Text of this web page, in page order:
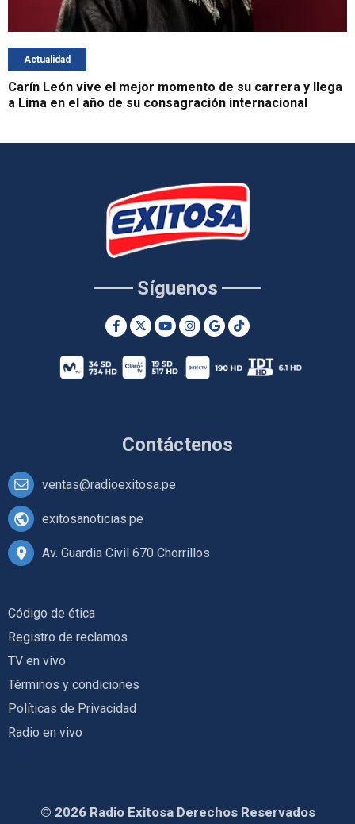
Actualidad
Carín León vive el mejor momento de su carrera y llega
a Lima en el año de su consagración internacional
Contáctenos
ventas@radioexitosa.pe
exitosanoticias.pe
Av. Guardia Civil 670 Chorrillos
Síguenos
Código de ética
Registro de reclamos
TV en vivo
Términos y condiciones
Políticas de Privacidad
Radio en vivo
© 2026 Radio Exitosa Derechos Reservados